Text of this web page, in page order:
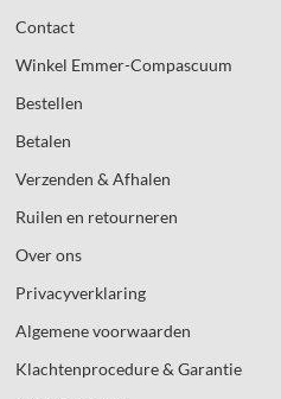
Contact
Winkel Emmer-Compascuum
Bestellen
Betalen
Verzenden & Afhalen
Ruilen en retourneren
Over ons
Privacyverklaring
Algemene voorwaarden
Klachtenprocedure & Garantie